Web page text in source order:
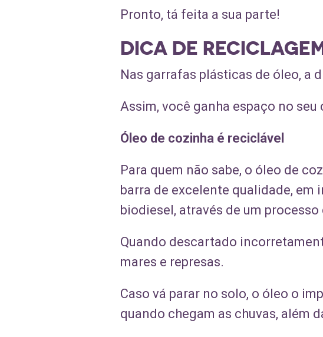
Pronto, tá feita a sua parte!
DICA DE
Nas garrafas plásticas de óleo, a
Assim, você ganha espaço no
Óleo de cozinha é reciclável
Para quem não sabe, o óleo de
barra de excelente qualidade, em
biodiesel, através de um
Quando descartado
mares e represas.
Caso vá parar no solo, o óleo o
quando chegam as chuvas, além